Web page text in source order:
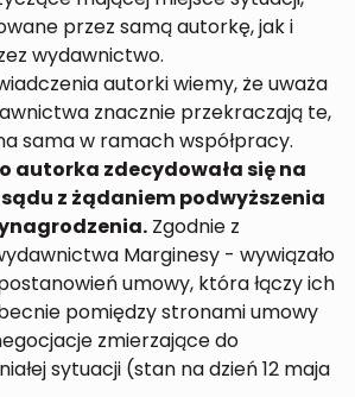
przez samą autorkę, jak i
wydawnictwo.
autorki wiemy, że uważa
znacznie przekraczają te,
sama w ramach współpracy.
autorka zdecydowała się na
z żądaniem podwyższenia
Zgodnie z
Marginesy - wywiązało
umowy, która łączy ich
pomiędzy stronami umowy
zmierzające do
sytuacji (stan na dzień 12 maja